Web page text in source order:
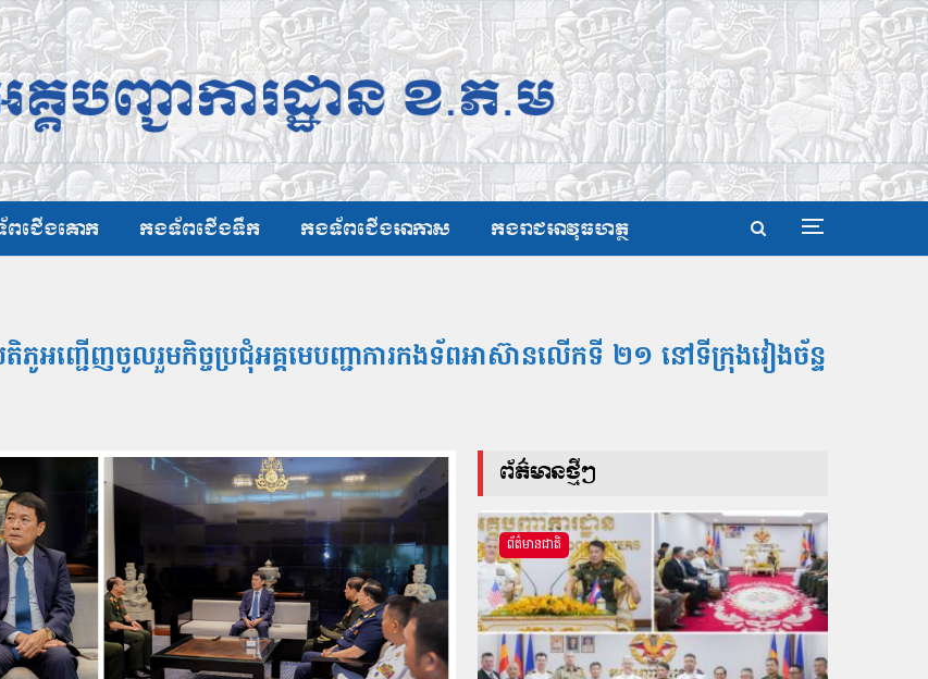
ពជើងគោក កងទ័ពជើងទឹក កងទ័ពជើងអាកាស កងរាជអាវុធហត្ថ
ញ្ជើញចូលរួមកិច្ចប្រជុំអគ្គមេបញ្ជាការកងទ័ពអាស៊ានលើកទី ២១ នៅទីក្រុងវៀងច័ន្ទ
ព័ត៌មានថ្មីៗ
ព័ត៌មានជាតិ